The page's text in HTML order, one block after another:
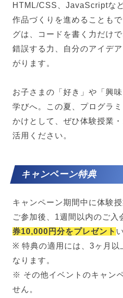
HTML/CSS、JavaScriptな
作品づくりを進めることも
グは、コードを書く力だけ
錯誤する力、自分のアイデ
がります。
お子さまの「好き」や「興
学びへ。この夏、プログラ
かけとして、ぜひ体験授業
活用ください。
キャンペーン特典
キャンペーン期間中に体験
ご参加後、1週間以内のご入
券10,000円分をプレゼント
※ 特典の適用には、3ヶ月以
なります。
※ その他イベントのキャン
せん。